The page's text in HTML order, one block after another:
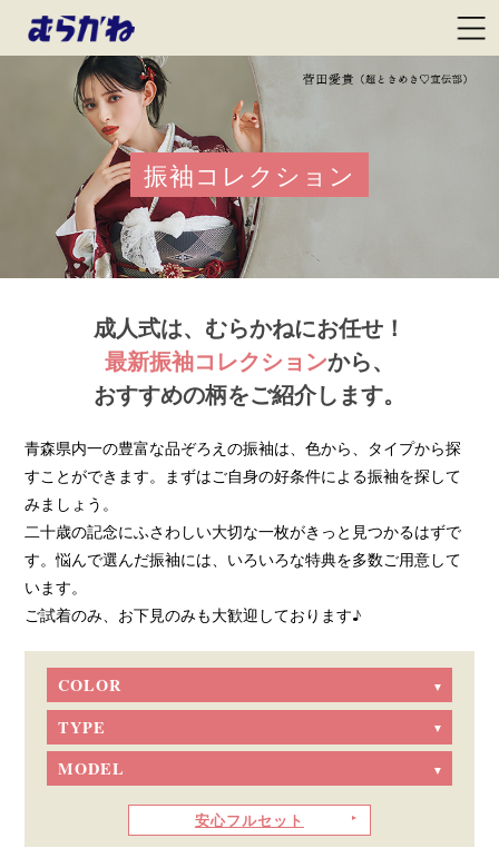
振袖コレクション
成人式は、むらかねにお任せ！
最新振袖コレクションから、
おすすめの柄をご紹介します。
青森県内一の豊富な品ぞろえの振袖は、色から、タイプから探
すことができます。まずはご自身の好条件による振袖を探して
みましょう。
二十歳の記念にふさわしい大切な一枚がきっと見つかるはずで
す。悩んで選んだ振袖には、いろいろな特典を多数ご用意して
います。
ご試着のみ、お下見のみも大歓迎しております♪
COLOR
TYPE
MODEL
安心フルセット